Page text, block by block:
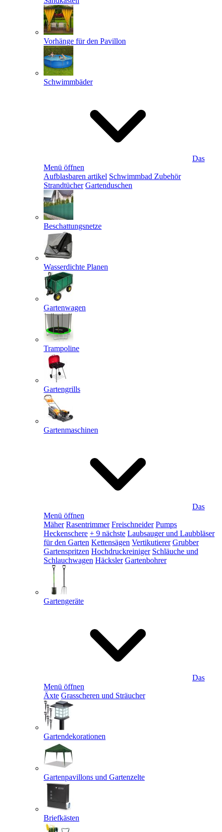
Vorhänge für den Pavillon
Schwimmbäder
Das
Menü öffnen
Aufblasbaren artikel Schwimmbad Zubehör
Strandtücher Gartenduschen
Beschattungsnetze
Wasserdichte Planen
Gartenwagen
Trampoline
Gartengrills
Gartenmaschinen
Das
Menü öffnen
Mäher Rasentrimmer Freischneider Pumps
Heckenschere + 9 nächste Laubsauger und Laubbläser
für den Garten Kettensägen Vertikutierer Grubber
Gartenspritzen Hochdruckreiniger Schläuche und
Schlauchwagen Häcksler Gartenbohrer
Gartengeräte
Das
Menü öffnen
Äxte Grasscheren und Sträucher
Gartendekorationen
Gartenpavillons und Gartenzelte
Briefkästen